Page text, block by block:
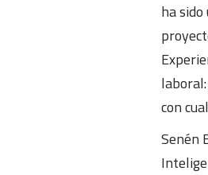
ha
con
Senén